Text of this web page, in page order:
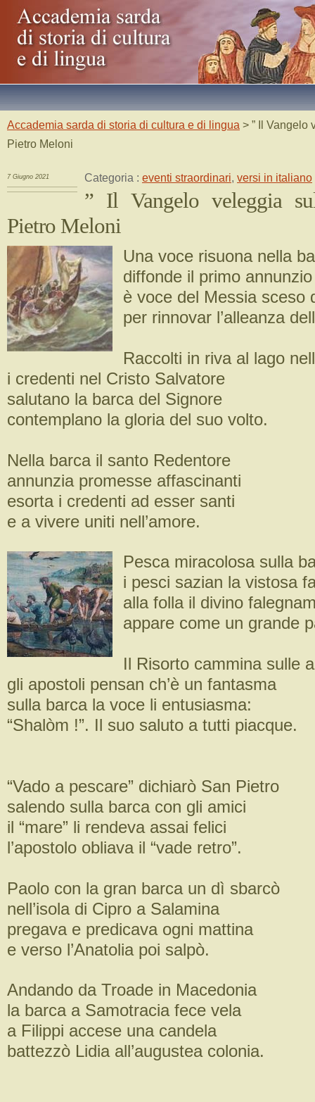
Accademia sarda di storia di cultura e di lingua > ” Il Vangelo
Pietro Meloni
7 Giugno 2021 Categoria : eventi straordinari, versi in italiano
” Il Vangelo veleggia
Pietro Meloni
Una voce risuona nella
diffonde il primo
è voce del Messia sceso
per rinnovar l’alleanza
Raccolti in riva al lago
i credenti nel Cristo Salvatore
salutano la barca del Signore
contemplano la gloria del suo volto.
Nella barca il santo Redentore
annunzia promesse affascinanti
esorta i credenti ad esser santi
e a vivere uniti nell’amore.
Pesca miracolosa sulla
i pesci sazian la vistosa
alla folla il divino
appare come un grande
Il Risorto cammina sulle
gli apostoli pensan ch’è un fantasma
sulla barca la voce li entusiasma:
“Shalòm !”. Il suo saluto a tutti piacque.
“Vado a pescare” dichiarò San Pietro
salendo sulla barca con gli amici
il “mare” li rendeva assai felici
l’apostolo obliava il “vade retro”.
Paolo con la gran barca un dì sbarcò
nell’isola di Cipro a Salamina
pregava e predicava ogni mattina
e verso l’Anatolia poi salpò.
Andando da Troade in Macedonia
la barca a Samotracia fece vela
a Filippi accese una candela
battezzò Lidia all’augustea colonia.